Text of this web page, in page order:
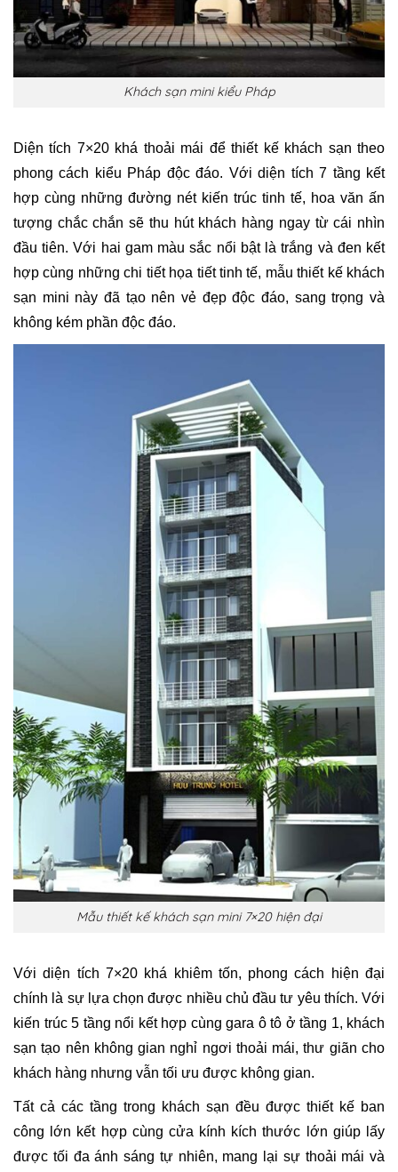
Khách sạn mini kiểu Pháp
Diện tích 7×20 khá thoải mái để thiết kế khách sạn theo
phong cách kiểu Pháp độc đáo. Với diện tích 7 tầng kết
hợp cùng những đường nét kiến trúc tinh tế, hoa văn ấn
tượng chắc chắn sẽ thu hút khách hàng ngay từ cái nhìn
đầu tiên. Với hai gam màu sắc nổi bật là trắng và đen kết
hợp cùng những chi tiết họa tiết tinh tế, mẫu thiết kế khách
sạn mini này đã tạo nên vẻ đẹp độc đáo, sang trọng và
không kém phần độc đáo.
Mẫu thiết kế khách sạn mini 7×20 hiện đại
Với diện tích 7×20 khá khiêm tốn, phong cách hiện đại
chính là sự lựa chọn được nhiều chủ đầu tư yêu thích. Với
kiến trúc 5 tầng nổi kết hợp cùng gara ô tô ở tầng 1, khách
sạn tạo nên không gian nghỉ ngơi thoải mái, thư giãn cho
khách hàng nhưng vẫn tối ưu được không gian.
Tất cả các tầng trong khách sạn đều được thiết kế ban
công lớn kết hợp cùng cửa kính kích thước lớn giúp lấy
được tối đa ánh sáng tự nhiên, mang lại sự thoải mái và